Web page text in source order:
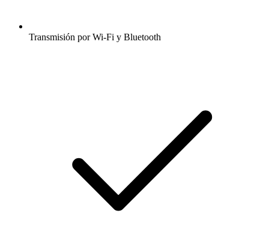
Transmisión por Wi-Fi y Bluetooth